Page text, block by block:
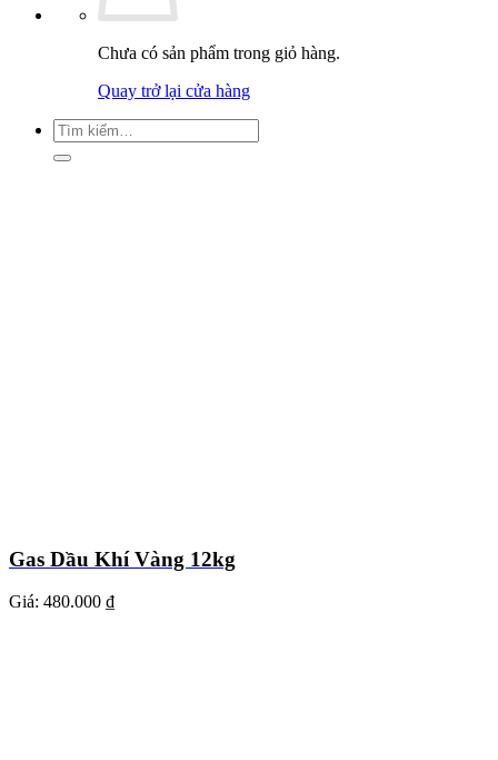
Chưa có sản phẩm trong giỏ hàng.
Quay trở lại cửa hàng
Tìm
kiếm:
Gas Dầu Khí Vàng 12kg
Giá: 480.000 ₫